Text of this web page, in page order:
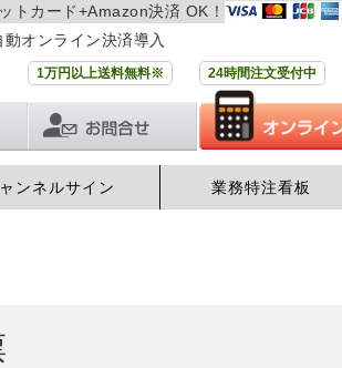
トカード+Amazon決済 OK！
オンライン決済導入
1万円以上送料無料※ 24時間注文受付中
ンネルサイン 業務特注看板